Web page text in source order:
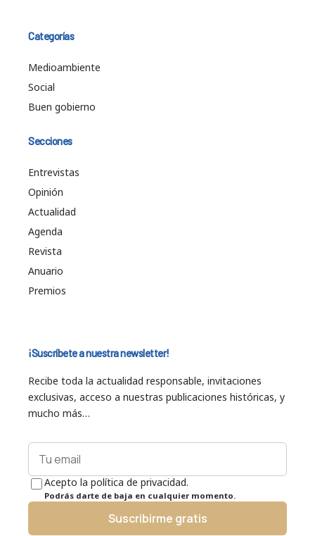
Categorías
Medioambiente
Social
Buen gobierno
Secciones
Entrevistas
Opinión
Actualidad
Agenda
Revista
Anuario
Premios
¡Suscríbete a nuestra newsletter!
Recibe toda la actualidad responsable, invitaciones
exclusivas, acceso a nuestras publicaciones históricas, y
mucho más…
Acepto la política de privacidad.
Podrás darte de baja en cualquier momento.
Suscribirme gratis